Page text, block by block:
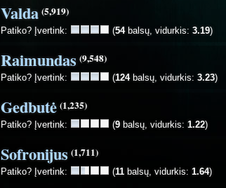
Valda (5,919)
Patiko? Įvertink: (54balsų, vidurkis: 3.19)
Raimundas (9,548)
Patiko? Įvertink: (124balsų, vidurkis: 3.23)
Gedbutė (1,235)
Patiko? Įvertink: (9 balsų, vidurkis: 1.22)
Sofronijus (1,711)
Patiko? Įvertink: (11 balsų, vidurkis: 1.64)